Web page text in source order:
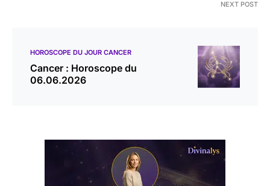
NEXT POST
HOROSCOPE DU JOUR CANCER
Cancer : Horoscope du
06.06.2026